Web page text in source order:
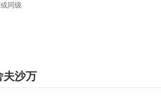
同级
夫沙万